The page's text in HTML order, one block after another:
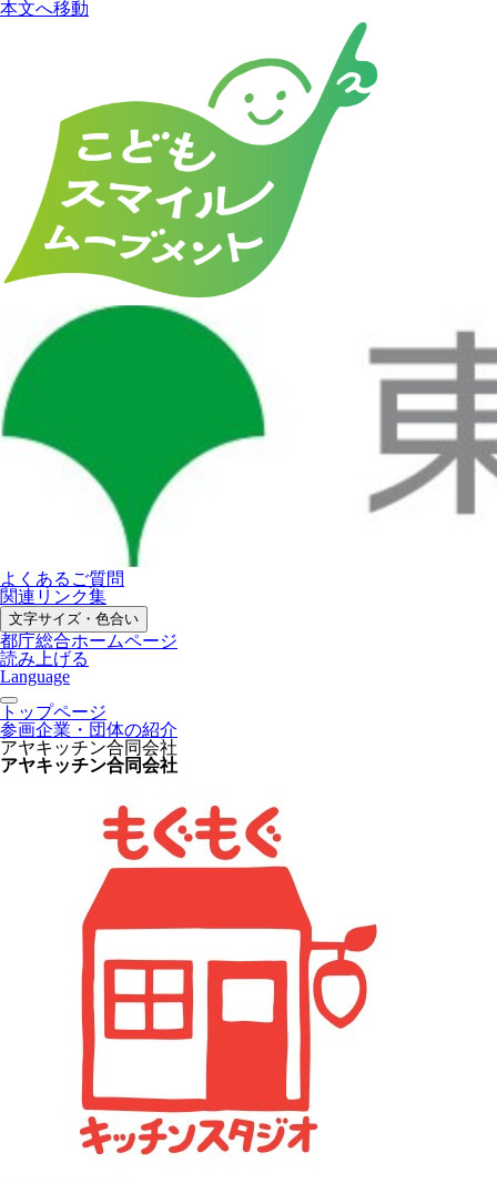
本文へ移動
よくあるご質問
関連リンク集
文字サイズ・色合い
都庁総合ホームページ
読み上げる
Language
トップページ
参画企業・団体の紹介
アヤキッチン合同会社
アヤキッチン合同会社